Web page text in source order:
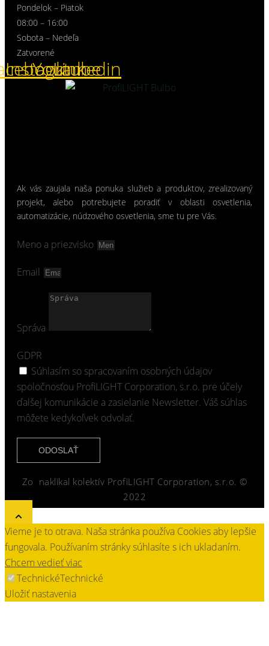
Pondelok – Piatok
08:00 – 16:00
Sobota – Nedeľa
Zatvorené
Instagram
Youtube
Linkedin
Ak vás zaujala naša ponuka služieb a produktov, zrealizovaný
projekt, alebo potrebujete poradiť v oblasti osvetlenia,
automatizácie, núdzového osvetlenia, sme tu pre Vás.
Meno a priezvisko
Email
Správa
GDPR
Súhlasím so spracovaním osobných údajov
spoločnosťou ProfiLIGHT Corporation, s.r.o. pre účely
ďalšej komunikácie a zasielanie Newsletter. Váš súhlas
môžete kedykoľvek odvolať.
ODOSLAŤ
Zo naklikal kolektív ProfiLIGHT Corporation, s.r.o. ©
2022
Vieme je to otrava. Naša stránka používa Cookies aby lepšie
fungovala. Používaním stránky súhlasíte s ich ukladaním.
Chcem vedieť viac
TechnickéTechnické
Uložiť nastavenia